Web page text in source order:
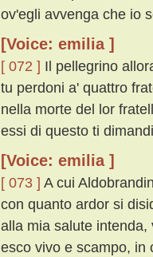
ov'egli avvenga che io
[Voice: emilia ]
[ 072 ] Il pellegrino
tu perdoni a' quattro
nella morte del lor
essi di questo ti
[Voice: emilia ]
[ 073 ] A cui
con quanto ardor si
alla mia salute
esco vivo e scampo, in